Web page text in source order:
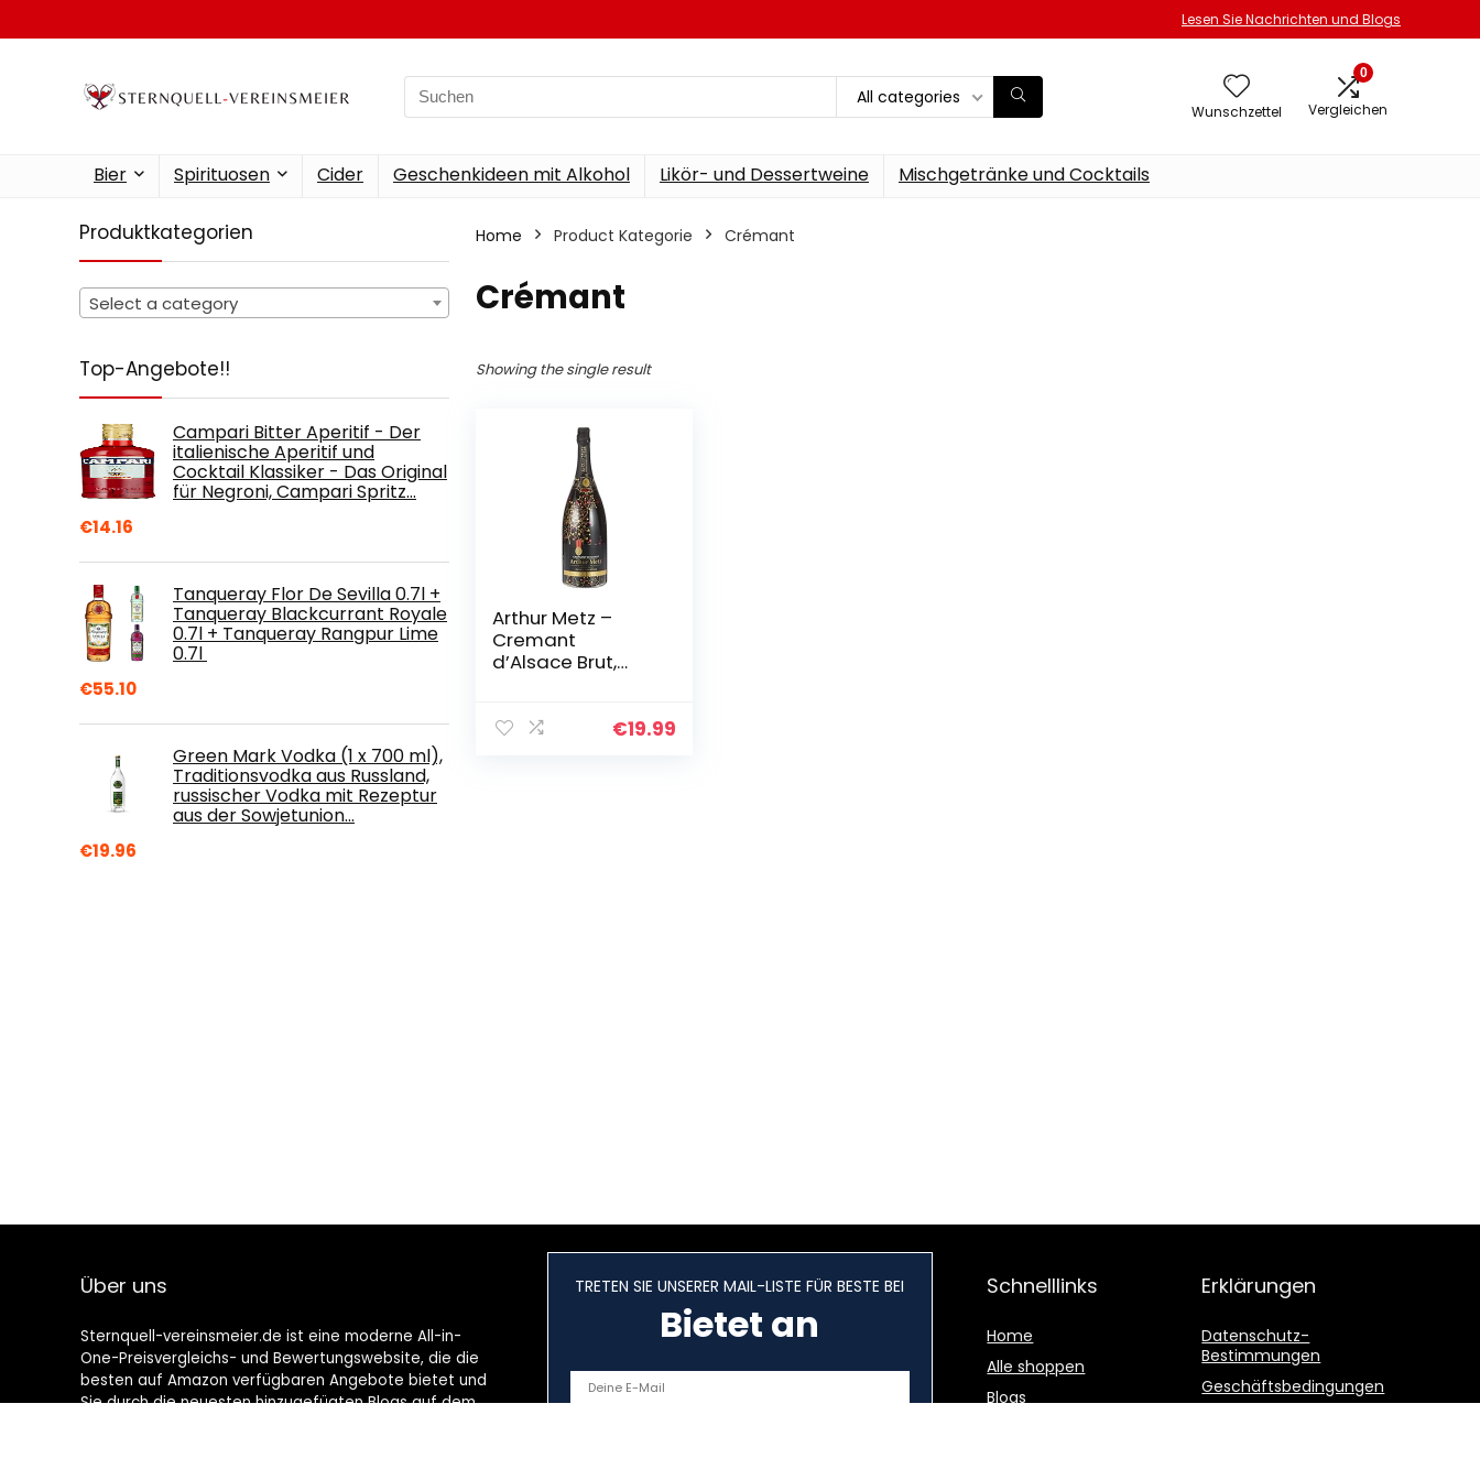
Lesen Sie Nachrichten und Blogs
Search
for:
All categories
Wunschzettel
0
Vergleichen
Bier Spirituosen Cider Geschenkideen mit Alkohol Likör- und Dessertweine Mischgetränke und Cocktails
Produktkategorien
Select a category
Top-Angebote!!
Campari Bitter Aperitif - Der
italienische Aperitif und
Cocktail Klassiker - Das Original
für Negroni, Campari Spritz…
€14.16
Tanqueray Flor De Sevilla 0.7l +
Tanqueray Blackcurrant Royale
0.7l + Tanqueray Rangpur Lime
0.7l
€55.10
Green Mark Vodka (1 x 700 ml),
Traditionsvodka aus Russland,
russischer Vodka mit Rezeptur
aus der Sowjetunion…
€19.96
Home Product Kategorie ‎Crémant
‎Crémant
Showing the single result
Arthur Metz –
Cremant
d’Alsace Brut,
Magnum (1 x 1.5 l)
€19.99
Über uns
Sternquell-vereinsmeier.de ist eine moderne All-in-
One-Preisvergleichs- und Bewertungswebsite, die die
besten auf Amazon verfügbaren Angebote bietet und
Sie durch die neuesten hinzugefügten Blogs auf dem
TRETEN SIE UNSERER MAIL-LISTE FÜR BESTE BEI
Bietet an
Schnelllinks
Home
Alle shoppen
Blogs
Erklärungen
Datenschutz-
Bestimmungen
Geschäftsbedingungen